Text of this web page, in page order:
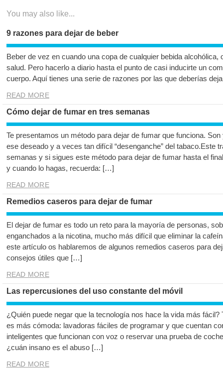
You may also like...
9 razones para dejar de beber
Beber de vez en cuando una copa de cualquier bebida alcohólica,
salud. Pero hacerlo a diario hasta el punto de casi inducirte un
cuerpo. Aquí tienes una serie de razones por las que deberías
READ MORE
Cómo dejar de fumar en tres semanas
Te presentamos un método para dejar de fumar que funciona.
ese deseado y a veces tan difícil “desenganche” del tabaco.Este
semanas y si sigues este método para dejar de fumar hasta el
y cuando lo hagas, recuerda: […]
READ MORE
Remedios caseros para dejar de fumar
El dejar de fumar es todo un reto para la mayoría de personas,
enganchados a la nicotina, mucho más difícil que eliminar la
este artículo os hablaremos de algunos remedios caseros para
consejos útiles que […]
READ MORE
Las repercusiones del uso constante del móvil
¿Quién puede negar que la tecnología nos hace la vida más fácil?
es más cómoda: lavadoras fáciles de programar y que cuentan
inteligentes que funcionan con voz o reservar una prueba de
¿cuán insano es el abuso […]
READ MORE